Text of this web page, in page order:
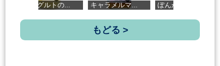
ヨーグルトの... キャラメルマ... ぽんかんジュ...
もどる >